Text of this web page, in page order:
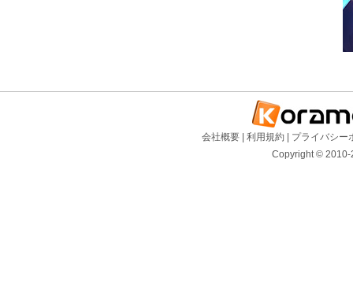
会社概要 利用規約
プライバシー
Copyright © 2010-